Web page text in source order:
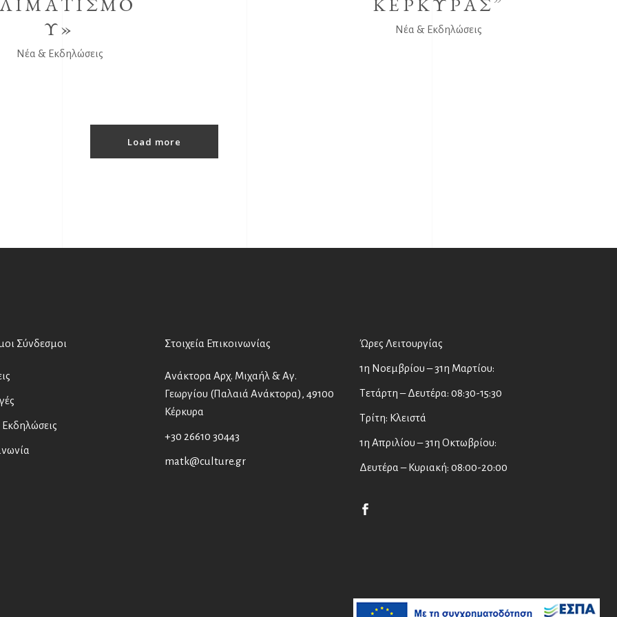
Υ»
Νέα & Εκδηλώσεις
Νέα & Εκδηλώσεις
Load more
Σύνδεσμοι Στοιχεία Επικοινωνίας
Ανάκτορα Αρχ. Μιχαήλ & Αγ.
Γεωργίου (Παλαιά Ανάκτορα), 49100
Κέρκυρα
+30 26610 30443
matk@culture.gr
Ώρες Λειτουργίας
1η Νοεμβρίου – 31η Μαρτίου:
Τετάρτη – Δευτέρα: 08:30-15:30
Τρίτη: Κλειστά
1η Απριλίου – 31η Οκτωβρίου:
Δευτέρα – Κυριακή: 08:00-20:00